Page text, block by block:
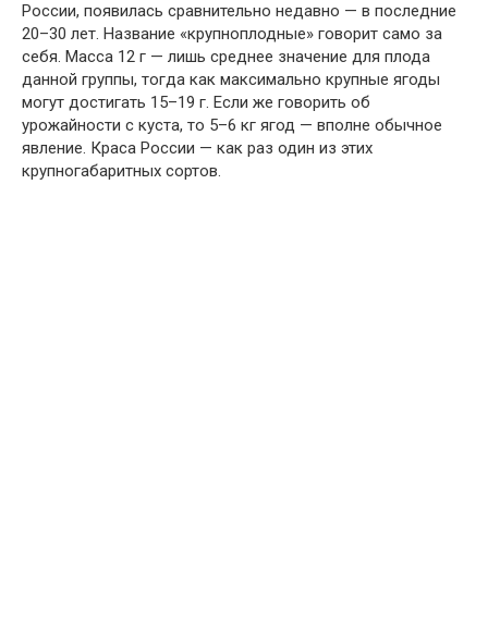
России, появилась сравнительно недавно — в последние
20–30 лет. Название «крупноплодные» говорит само за
себя. Масса 12 г — лишь среднее значение для плода
данной группы, тогда как максимально крупные ягоды
могут достигать 15–19 г. Если же говорить об
урожайности с куста, то 5–6 кг ягод — вполне обычное
явление. Краса России — как раз один из этих
крупногабаритных сортов.